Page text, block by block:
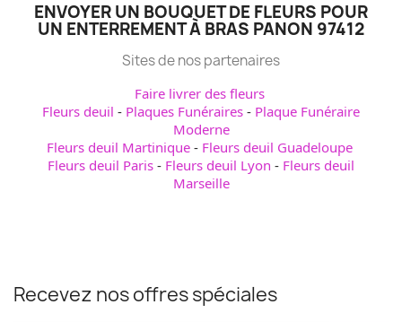
ENVOYER UN BOUQUET DE FLEURS POUR
UN ENTERREMENT À BRAS PANON 97412
Sites de nos partenaires
Faire livrer des fleurs
Fleurs deuil - Plaques Funéraires - Plaque Funéraire
Moderne
Fleurs deuil Martinique- Fleurs deuil Guadeloupe
Fleurs deuil Paris - Fleurs deuil Lyon - Fleurs deuil
Marseille
Recevez nos offres spéciales